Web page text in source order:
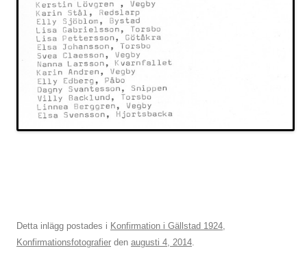
Detta inlägg postades i Konfirmation i Gällstad 1924
Konfirmationsfotografier den augusti 4, 2014